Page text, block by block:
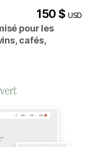
150 $USD
pour les
cafés,